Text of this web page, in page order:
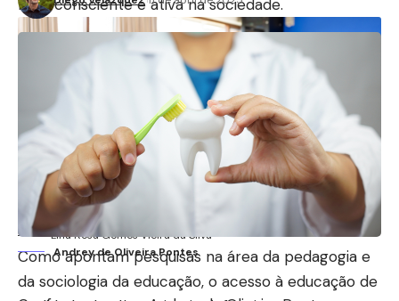
mais consciente e ativa na sociedade.
Lina Rosa Gomes Vieira da Silva
Como apontam pesquisas na área da pedagogia e
da sociologia da educação, o acesso à educação de
Andrey de Oliveira Pontes